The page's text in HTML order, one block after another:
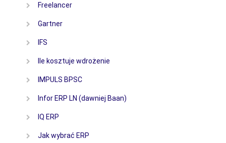
Freelancer
Gartner
IFS
Ile kosztuje wdrożenie
IMPULS BPSC
Infor ERP LN (dawniej Baan)
IQ ERP
Jak wybrać ERP